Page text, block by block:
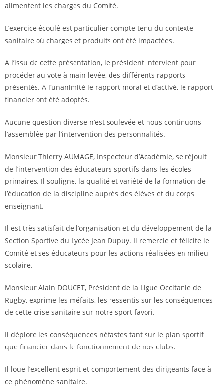
alimentent les charges du Comité.
L’exercice écoulé est particulier compte tenu du contexte
sanitaire où charges et produits ont été impactées.
A l’issu de cette présentation, le président intervient pour
procéder au vote à main levée, des différents rapports
présentés. A l’unanimité le rapport moral et d’activé, le rapport
financier ont été adoptés.
Aucune question diverse n’est soulevée et nous continuons
l’assemblée par l’intervention des personnalités.
Monsieur Thierry AUMAGE, Inspecteur d’Académie, se réjouit
de l’intervention des éducateurs sportifs dans les écoles
primaires. Il souligne, la qualité et variété de la formation de
l’éducation de la discipline auprès des élèves et du corps
enseignant.
Il est très satisfait de l’organisation et du développement de la
Section Sportive du Lycée Jean Dupuy. Il remercie et félicite le
Comité et ses éducateurs pour les actions réalisées en milieu
scolaire.
Monsieur Alain DOUCET, Président de la Ligue Occitanie de
Rugby, exprime les méfaits, les ressentis sur les conséquences
de cette crise sanitaire sur notre sport favori.
Il déplore les conséquences néfastes tant sur le plan sportif
que financier dans le fonctionnement de nos clubs.
Il loue l’excellent esprit et comportement des dirigeants face à
ce phénomène sanitaire.